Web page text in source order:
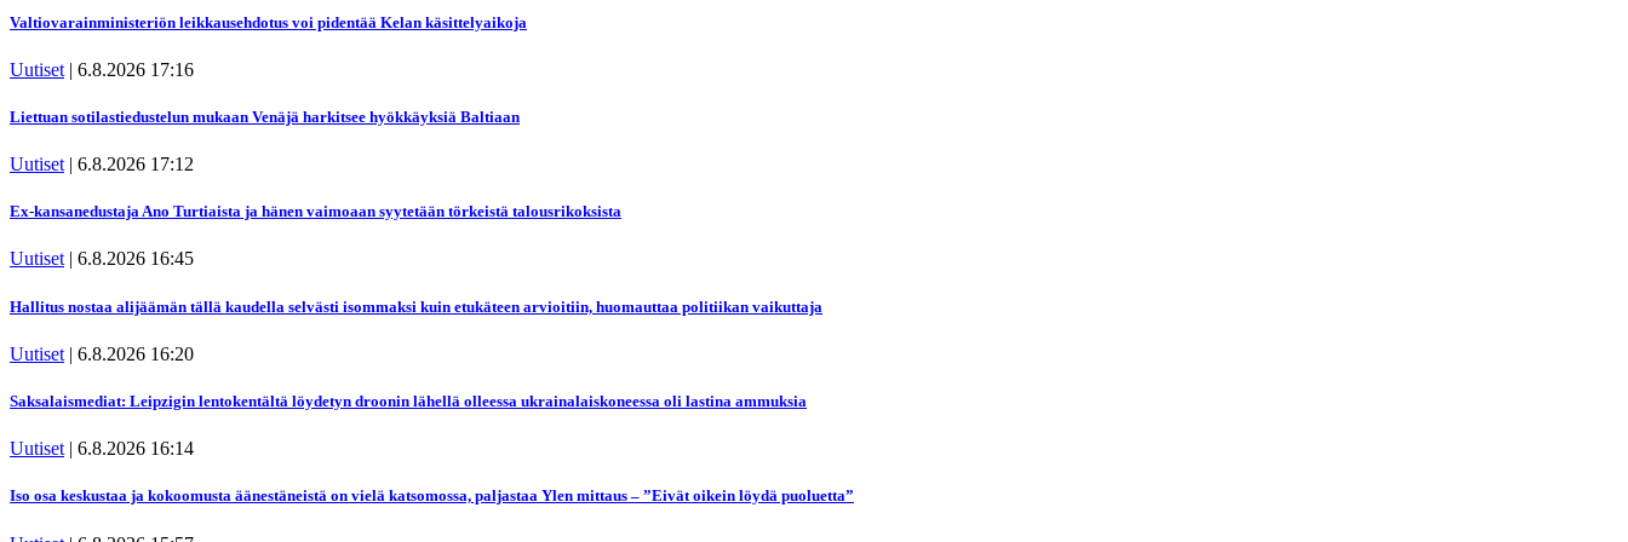
Valtiovarainministeriön leikkausehdotus voi pidentää Kelan käsittelyaikoja
Uutiset | 6.8.2026 17:16
Liettuan sotilastiedustelun mukaan Venäjä harkitsee hyökkäyksiä Baltiaan
Uutiset | 6.8.2026 17:12
Ex-kansanedustaja Ano Turtiaista ja hänen vaimoaan syytetään törkeistä talousrikoksista
Uutiset 6.8.2026 16:45
Hallitus nostaa alijäämän tällä kaudella selvästi isommaksi kuin etukäteen arvioitiin, huomauttaa politiikan vaikuttaja
Uutiset | 6.8.2026 16:20
Saksalaismediat: Leipzigin lentokentältä löydetyn droonin lähellä olleessa ukrainalaiskoneessa oli lastina ammuksia
Uutiset | 6.8.2026 16:14
Iso osa keskustaa ja kokoomusta äänestäneistä on vielä katsomossa, paljastaa Ylen mittaus – ”Eivät oikein löydä puoluetta”